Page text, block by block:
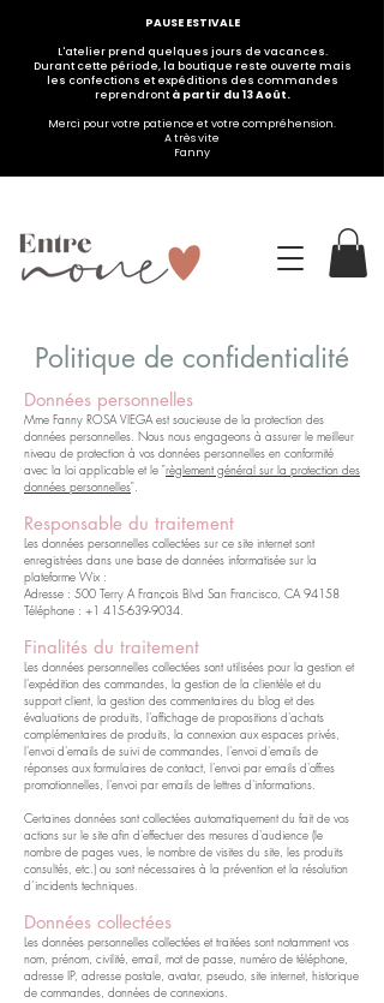
PAUSE ESTIVALE
L'atelier prend quelques jours de vacances.
Durant cette période, la boutique reste ouverte mais
les confections et expéditions des commandes
reprendrontà partir du 13 Août.
Merci pour votre patience et votre compréhension.
A très vite
Fanny
Politique de confidentialité
Données personnelles
Mme Fanny ROSA VIEGA est soucieuse de la protection des
données personnelles. Nous nous engageons à assurer le meilleur
niveau de protection à vos données personnelles en conformité
avec la loi applicable et le "règlement général sur la protection des
données personnelles".
Responsable du traitement
Les données personnelles collectées sur ce site internet sont
enregistrées dans une base de données informatisée sur la
plateforme Wix :
Adresse : 500 Terry A François Blvd San Francisco, CA 94158
Téléphone : +1 415-639-9034.
Finalités du traitement
Les données personnelles collectées sont utilisées pour la gestion et
l'expédition des commandes, la gestion de la clientèle et du
support client, la gestion des commentaires du blog et des
évaluations de produits, l'affichage de propositions d'achats
complémentaires de produits, la connexion aux espaces privés,
l'envoi d'emails de suivi de commandes, l'envoi d'emails de
réponses aux formulaires de contact, l'envoi par emails d'offres
promotionnelles, l'envoi par emails de lettres d'informations.
Certaines données sont collectées automatiquement du fait de vos
actions sur le site afin d'effectuer des mesures d'audience (le
nombre de pages vues, le nombre de visites du site, les produits
consultés, etc.) ou sont nécessaires à la prévention et la résolution
d’incidents techniques.
Données collectées
Les données personnelles collectées et traitées sont notamment vos
nom, prénom, civilité, email, mot de passe, numéro de téléphone,
adresse IP, adresse postale, avatar, pseudo, site internet, historique
de commandes, données de connexions.